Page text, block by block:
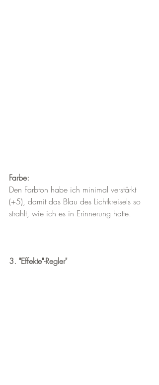
Farbe:
Den Farbton habe ich minimal verstärkt
(+5), damit das Blau des Lichtkreisels so
strahlt, wie ich es in Erinnerung hatte.
3. "Effekte"-Regler"